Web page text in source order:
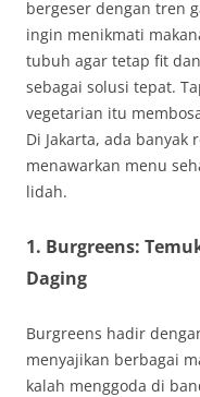
bergeser dengan tren
ingin menikmati
tubuh agar tetap fit
sebagai solusi tepat.
vegetarian itu
Di Jakarta, ada banyak
menawarkan menu
lidah.
1. Burgreens:
Daging
Burgreens hadir
menyajikan berbagai
kalah menggoda di